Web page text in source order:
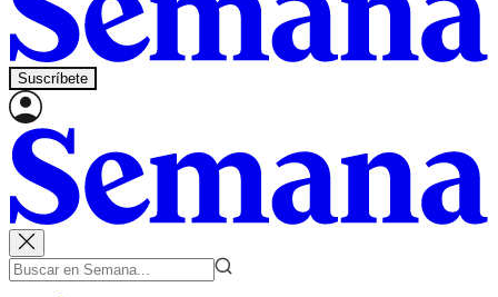
Suscríbete